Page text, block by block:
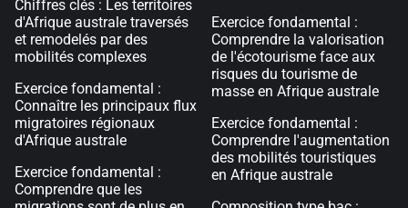
Chiffres clés : Les territoires
d'Afrique australe traversés
et remodelés par des
mobilités complexes
Exercice fondamental :
Connaître les principaux flux
migratoires régionaux
d'Afrique australe
Exercice fondamental :
Comprendre que les
Exercice fondamental :
Comprendre la valorisation
de l'écotourisme face aux
risques du tourisme de
masse en Afrique australe
Exercice fondamental :
Comprendre l'augmentation
des mobilités touristiques
en Afrique australe